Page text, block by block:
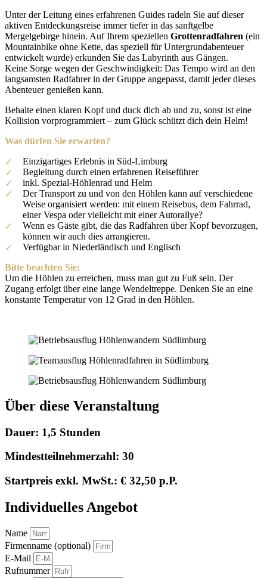
Unter der Leitung eines erfahrenen Guides radeln Sie auf dieser
aktiven Entdeckungsreise immer tiefer in das sanftgelbe
Mergelgebirge hinein. Auf Ihrem speziellen Grottenradfahren (ein
Mountainbike ohne Kette, das speziell für Untergrundabenteuer
entwickelt wurde) erkunden Sie das Labyrinth aus Gängen.
Keine Sorge wegen der Geschwindigkeit: Das Tempo wird an den
langsamsten Radfahrer in der Gruppe angepasst, damit jeder dieses
Abenteuer genießen kann.
Behalte einen klaren Kopf und duck dich ab und zu, sonst ist eine
Kollision vorprogrammiert – zum Glück schützt dich dein Helm!
Was dürfen Sie erwarten?
Einzigartiges Erlebnis in Süd-Limburg
Begleitung durch einen erfahrenen Reiseführer
inkl. Spezial-Höhlenrad und Helm
Der Transport zu und von den Höhlen kann auf verschiedene
Weise organisiert werden: mit einem Reisebus, dem Fahrrad,
einer Vespa oder vielleicht mit einer Autorallye?
Wenn es Gäste gibt, die das Radfahren über Kopf bevorzugen,
können wir auch dies arrangieren.
Verfügbar in Niederländisch und Englisch
Bitte beachten Sie:
Um die Höhlen zu erreichen, muss man gut zu Fuß sein. Der
Zugang erfolgt über eine lange Wendeltreppe. Denken Sie an eine
konstante Temperatur von 12 Grad in den Höhlen.
Über diese Veranstaltung
Dauer: 1,5 Stunden
Mindestteilnehmerzahl: 30
Startpreis exkl. MwSt.: € 32,50 p.P.
Individuelles Angebot
Name
Firmenname (optional)
E-Mail
Rufnummer